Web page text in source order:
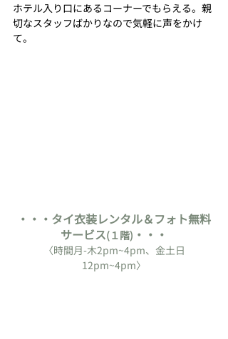
ホテル入り口にあるコーナーでもらえる。親
切なスタッフばかりなので気軽に声をかけ
て。
・・・タイ衣装レンタル＆フォト無料
サービス(１階) ・・・
〈時間月-木2pm~4pm、金土日
12pm~4pm〉